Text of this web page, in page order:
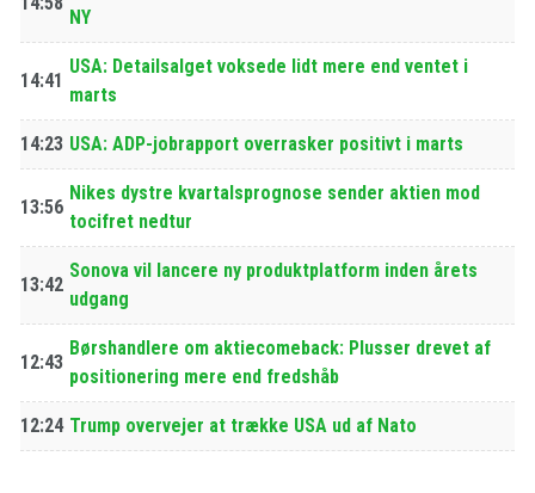
NY
14:41
USA: Detailsalget voksede lidt mere end ventet i
marts
14:23 USA: ADP-jobrapport overrasker positivt i marts
13:56
Nikes dystre kvartalsprognose sender aktien mod
tocifret nedtur
13:42
Sonova vil lancere ny produktplatform inden årets
udgang
12:43
Børshandlere om aktiecomeback: Plusser drevet af
positionering mere end fredshåb
12:24 Trump overvejer at trække USA ud af Nato